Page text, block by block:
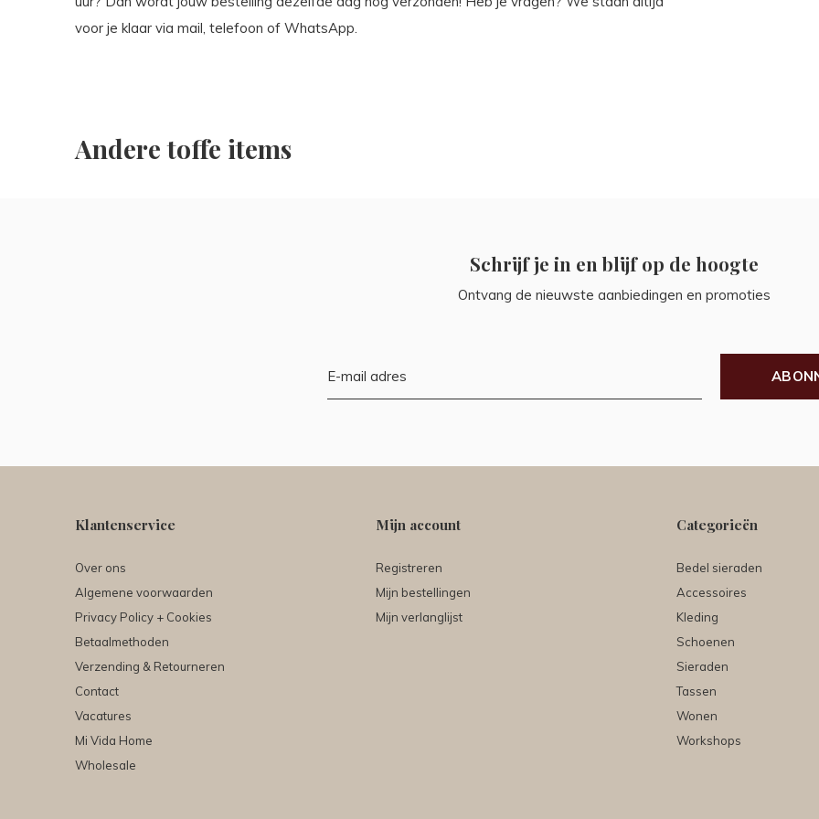
voor je klaar via mail, telefoon of WhatsApp.
Andere toffe items
Schrijf je in en blijf op de hoogte
Ontvang de nieuwste aanbiedingen en promoties
Klantenservice
Over ons
Algemene voorwaarden
Privacy Policy + Cookies
Betaalmethoden
Verzending & Retourneren
Contact
Vacatures
Mi Vida Home
Wholesale
Mijn account
Registreren
Mijn bestellingen
Mijn verlanglijst
Categorieën
Bedel sieraden
Accessoires
Kleding
Schoenen
Sieraden
Tassen
Wonen
Workshops